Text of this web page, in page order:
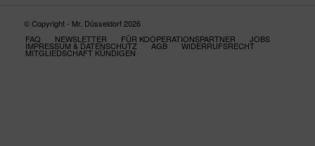
© Copyright - Mr. Düsseldorf 2026
FAQ
NEWSLETTER FÜR KOOPERATIONSPARTNER JOBS
IMPRESSUM & DATENSCHUTZ AGB WIDERRUFSRECHT
MITGLIEDSCHAFT KÜNDIGEN